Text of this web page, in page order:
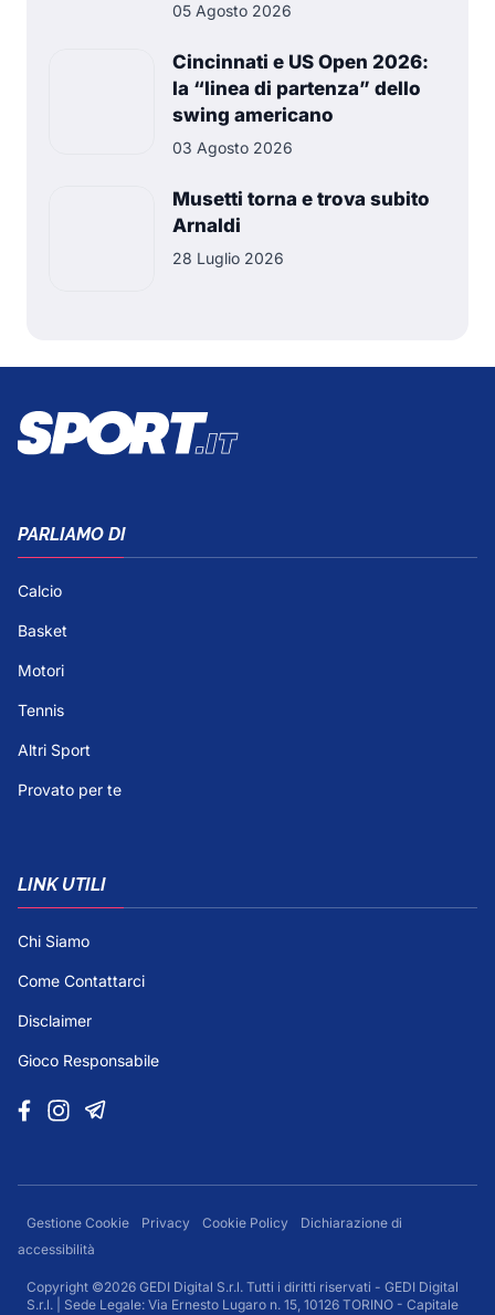
05 Agosto 2026
Cincinnati e US Open 2026:
la “linea di partenza” dello
swing americano
03 Agosto 2026
Musetti torna e trova subito
Arnaldi
28 Luglio 2026
PARLIAMO DI
Calcio
Basket
Motori
Tennis
Altri Sport
Provato per te
LINK UTILI
Chi Siamo
Come Contattarci
Disclaimer
Gioco Responsabile
Gestione Cookie Privacy Cookie Policy
Dichiarazione di
accessibilità
Copyright ©2026 GEDI Digital S.r.l. Tutti i diritti riservati - GEDI Digital
S.r.l. | Sede Legale: Via Ernesto Lugaro n. 15, 10126 TORINO - Capitale